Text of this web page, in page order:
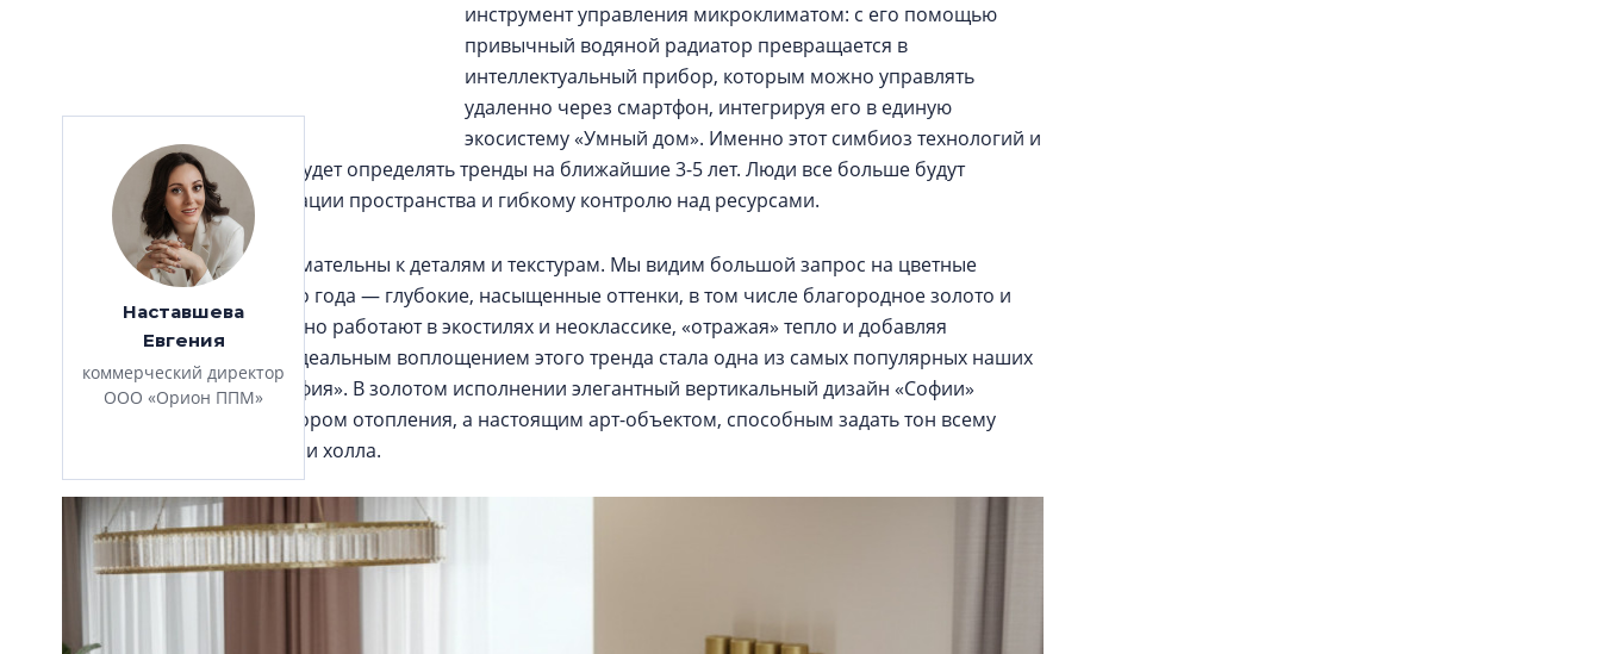
Наставшева
Евгения
коммерческий директор
ООО «Орион ППМ»
инструмент управления микроклиматом: с его помощью
привычный водяной радиатор превращается в
интеллектуальный прибор, которым можно управлять
удаленно через смартфон, интегрируя его в единую
экосистему «Умный дом». Именно этот симбиоз технологий и
дизайна, на наш взгляд, будет определять тренды на ближайшие 3-5 лет. Люди все больше будут
стремиться к персонализации пространства и гибкому контролю над ресурсами.
Наши клиенты очень внимательны к деталям и текстурам. Мы видим большой запрос на цветные
радиаторы. В тренде этого года — глубокие, насыщенные оттенки, в том числе благородное золото и
латунь. Эти цвета прекрасно работают в экостилях и неоклассике, «отражая» тепло и добавляя
интерьеру статусности. Идеальным воплощением этого тренда стала одна из самых популярных наших
моделей — радиатор «София». В золотом исполнении элегантный вертикальный дизайн «Софии»
выглядит не просто прибором отопления, а настоящим арт-объектом, способным задать тон всему
пространству гостиной или холла.